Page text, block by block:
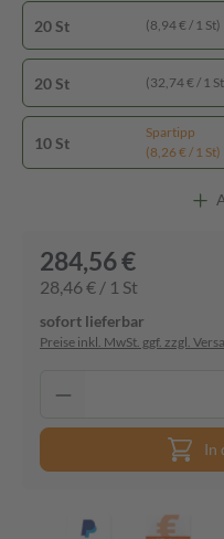
20 St (8,94 € / 1 St)
20 St (32,74 € / 1
10 St
Spartipp
(8,26 € / 1 St)
284,56 €
28,46 € / 1 St
sofort lieferbar
Preise inkl. MwSt. ggf. zzgl.
In